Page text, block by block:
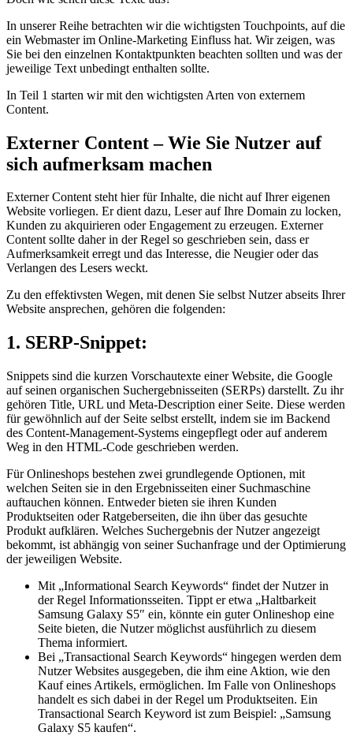
In unserer Reihe betrachten wir die wichtigsten Touchpoints, auf die
ein Webmaster im Online-Marketing Einfluss hat. Wir zeigen, was
Sie bei den einzelnen Kontaktpunkten beachten sollten und was der
jeweilige Text unbedingt enthalten sollte.
In Teil 1 starten wir mit den wichtigsten Arten von externem
Content.
Externer Content – Wie Sie Nutzer auf
sich aufmerksam machen
Externer Content steht hier für Inhalte, die nicht auf Ihrer eigenen
Website vorliegen. Er dient dazu, Leser auf Ihre Domain zu locken,
Kunden zu akquirieren oder Engagement zu erzeugen. Externer
Content sollte daher in der Regel so geschrieben sein, dass er
Aufmerksamkeit erregt und das Interesse, die Neugier oder das
Verlangen des Lesers weckt.
Zu den effektivsten Wegen, mit denen Sie selbst Nutzer abseits Ihrer
Website ansprechen, gehören die folgenden:
1. SERP-Snippet:
Snippets sind die kurzen Vorschautexte einer Website, die Google
auf seinen organischen Suchergebnisseiten (SERPs) darstellt. Zu ihr
gehören Title, URL und Meta-Description einer Seite. Diese werden
für gewöhnlich auf der Seite selbst erstellt, indem sie im Backend
des Content-Management-Systems eingepflegt oder auf anderem
Weg in den HTML-Code geschrieben werden.
Für Onlineshops bestehen zwei grundlegende Optionen, mit
welchen Seiten sie in den Ergebnisseiten einer Suchmaschine
auftauchen können. Entweder bieten sie ihren Kunden
Produktseiten oder Ratgeberseiten, die ihn über das gesuchte
Produkt aufklären. Welches Suchergebnis der Nutzer angezeigt
bekommt, ist abhängig von seiner Suchanfrage und der Optimierung
der jeweiligen Website.
Mit „Informational Search Keywords“ findet der Nutzer in
der Regel Informationsseiten. Tippt er etwa „Haltbarkeit
Samsung Galaxy S5″ ein, könnte ein guter Onlineshop eine
Seite bieten, die Nutzer möglichst ausführlich zu diesem
Thema informiert.
Bei „Transactional Search Keywords“ hingegen werden dem
Nutzer Websites ausgegeben, die ihm eine Aktion, wie den
Kauf eines Artikels, ermöglichen. Im Falle von Onlineshops
handelt es sich dabei in der Regel um Produktseiten. Ein
Transactional Search Keyword ist zum Beispiel: „Samsung
Galaxy S5 kaufen“.